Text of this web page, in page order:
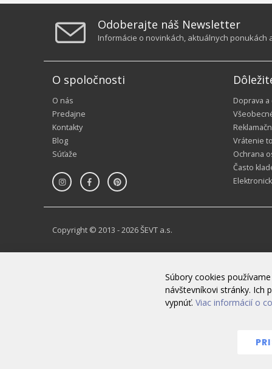
Odoberajte náš Newsletter
Informácie o novinkách, aktuálnych ponukách
O spoločnosti
O nás
Predajne
Kontakty
Blog
Súťaže
Doprava
Vrátenie
Ochrana
Často
Copyright © 2013 - 2026 ŠEVT a.s.
Súbory cookies
návštevníkovi stránky. Ich
vypnúť. Viac informácií o